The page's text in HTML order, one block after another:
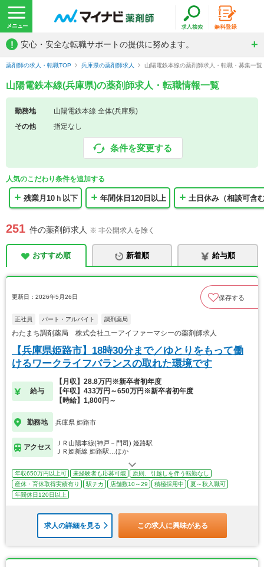
! 安心・安全な転職サポートの提供に努めます。
薬剤師の求人・転職TOP 兵庫県の薬剤師求人 山陽電鉄本線の薬剤師求人・転職・募集一覧
山陽電鉄本線(兵庫県)の薬剤師求人・転職情報一覧
勤務地
山陽電鉄本線 全体(兵庫県)
その他
指定なし
条件を変更する
人気のこだわり条件を追加する
残業月10ｈ以下 年間休日120日以上 土日休み（相談可含
251 件の薬剤師求人 ※ 非公開求人を除く
おすすめ順 新着順 給与順
更新日：2026年5月26日 保存する
正社員 パート・アルバイト 調剤薬局
わたまち調剤薬局 株式会社ユーアイファーマシーの薬剤師求人
【兵庫県姫路市】18時30分まで／ゆとりをもって働
けるワークライフバランスの取れた環境です
給与
【月収】28.8万円※新卒者初年度
【年収】433万円～650万円※新卒者初年度
【時給】1,800円～
勤務地 兵庫県 姫路市
アクセス
ＪＲ山陽本線(神戸－門司) 姫路駅
ＪＲ姫新線 姫路駅…ほか
年収650万円以上可 未経験者も応募可能
原則、引越しを伴う転勤なし
産休・育休取得実績有り
駅チカ 店舗数10～29 積極採用中
夏～秋入職可
年間休日120日以上
求人の詳細を見る この求人に興味がある